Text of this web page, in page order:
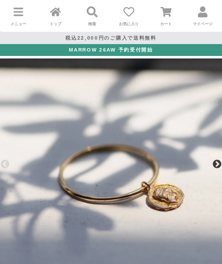
メニュー トップ 検索 お気に入り カート マイページ
税込22,000円のご購入で送料無料
MARROW 26AW 予約受付開始